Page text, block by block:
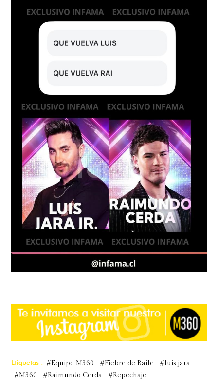
Etiquetas : #Equipo M360 #Fiebre de Baile
#luis jara
#M360
#Raimundo Cerda #Repechaje